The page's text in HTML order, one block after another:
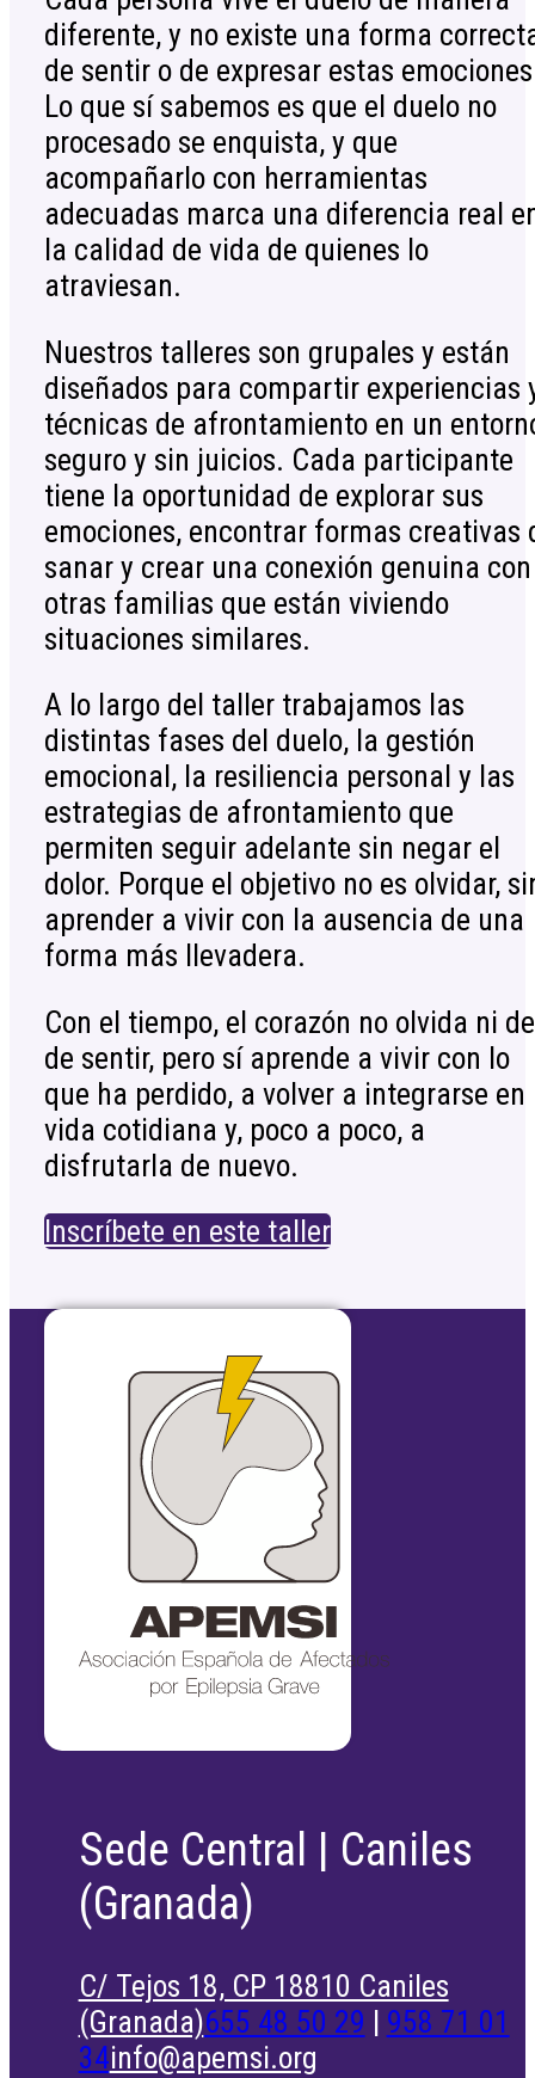
diferente, y no existe una forma
de sentir o de expresar estas
Lo que sí sabemos es que el duelo no
procesado se enquista, y que
acompañarlo con herramientas
adecuadas marca una diferencia real
la calidad de vida de quienes lo
atraviesan.
Nuestros talleres son grupales y están
diseñados para compartir experiencias
técnicas de afrontamiento en un
seguro y sin juicios. Cada participante
tiene la oportunidad de explorar sus
emociones, encontrar formas creativas
sanar y crear una conexión genuina con
otras familias que están viviendo
situaciones similares.
A lo largo del taller trabajamos las
distintas fases del duelo, la gestión
emocional, la resiliencia personal y las
estrategias de afrontamiento que
permiten seguir adelante sin negar el
dolor. Porque el objetivo no es olvidar,
aprender a vivir con la ausencia de una
forma más llevadera.
Con el tiempo, el corazón no olvida ni
de sentir, pero sí aprende a vivir con lo
que ha perdido, a volver a integrarse en
vida cotidiana y, poco a poco, a
disfrutarla de nuevo.
Inscríbete en este taller
Sede Central | Caniles
(Granada)
C/ Tejos 18, CP 18810 Caniles
(Granada)655 48 50 29 | 958 71 01
34info@apemsi.org